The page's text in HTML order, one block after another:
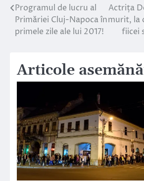
Navigare
în
Programul de lucru al
Primăriei Cluj-Napoca în
primele zile ale lui 2017!
Actrița
murit, la
fiicei
Articole